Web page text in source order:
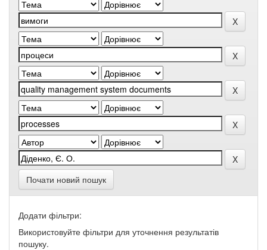
Почати новий пошук
Додати фільтри:
Використовуйте фільтри для уточнення результатів
пошуку.